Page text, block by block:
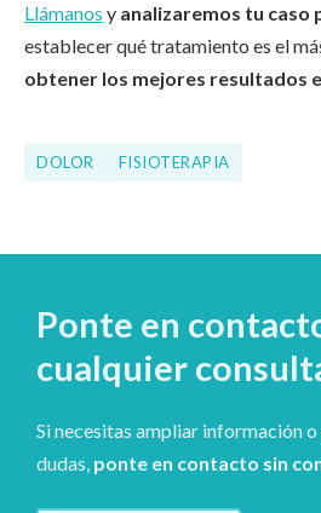
Llámanos y analizaremos tu caso
establecer qué tratamiento es el
obtener los mejores resultados
DOLOR FISIOTERAPIA
Ponte en
cualquier
Si necesitas ampliar información
dudas, ponte en contacto sin